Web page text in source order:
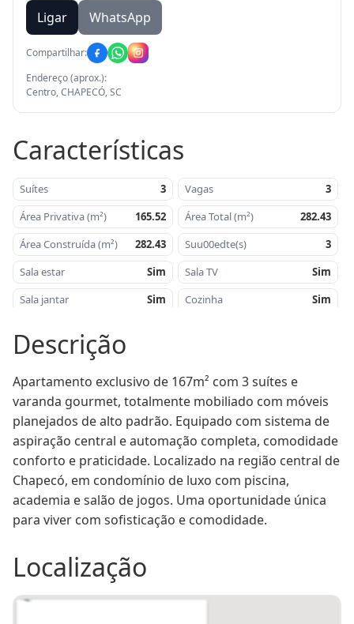
Ligar WhatsApp
Compartilhar:
Endereço (aprox.):
Centro, CHAPECÓ, SC
Características
Suítes 3 Vagas
3
Área Privativa (m²)
165.52 Área Total (m²)
282.43
Área Construída (m²)
282.43 Suu00edte(s)
3
Sala estar
Sim Sala TV
Sim
Sala jantar
Sim Cozinha
Sim
u00c1rea
mu00b2
Lavabo Sim
Orientau00e7u00e3o
Solar
Norte
Salu00e3o de festas Sim u00c1rea de lazer
Sim
Academia
Sim Piscina
Piso
Porcelanato Sacada
Sim
Gu00e1s central
Sim Portu00e3o eletru00f4nico
Descrição
Apartamento exclusivo de 167m² com 3 suítes e
varanda gourmet, totalmente mobiliado com móveis
planejados de alto padrão. Equipado com sistema de
aspiração central e automação completa, comodidade
conforto e praticidade. Localizado na região central de
Chapecó, em condomínio de luxo com piscina,
academia e salão de jogos. Uma oportunidade única
para viver com sofisticação e comodidade.
Localização